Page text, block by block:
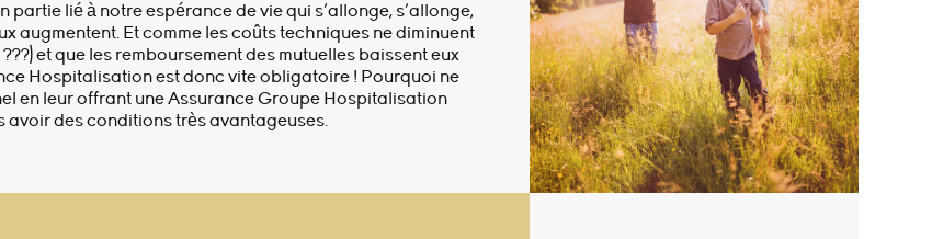
lié à notre espérance de vie qui s’allonge, s’allonge,
augmentent. Et comme les coûts techniques ne diminuent
et que les remboursement des mutuelles baissent eux
Hospitalisation est donc vite obligatoire ! Pourquoi ne
en leur offrant une Assurance Groupe Hospitalisation
avoir des conditions très avantageuses.